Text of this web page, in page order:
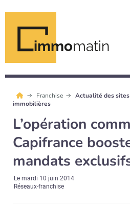
immomatin
Franchise
Actualité des
immobilières
L’opération
Capifrance
mandats
Lemardi 10 juin 2014
Réseaux-franchise